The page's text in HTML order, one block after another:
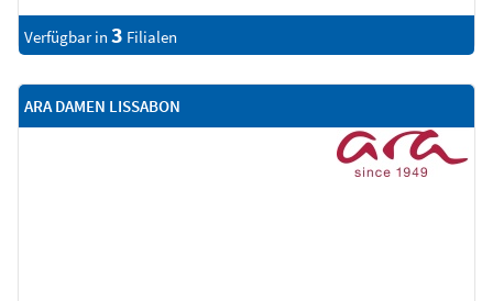
Verfügbar in 3 Filialen
ARA DAMEN LISSABON